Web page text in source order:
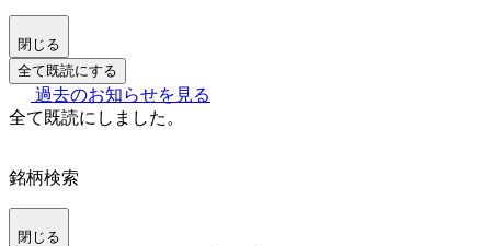
閉じる
全て既読にする
過去のお知らせを見る
全て既読にしました。
銘柄検索
閉じる